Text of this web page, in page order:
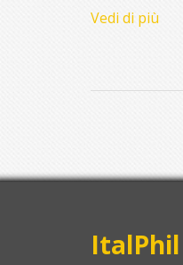
Vedi di più